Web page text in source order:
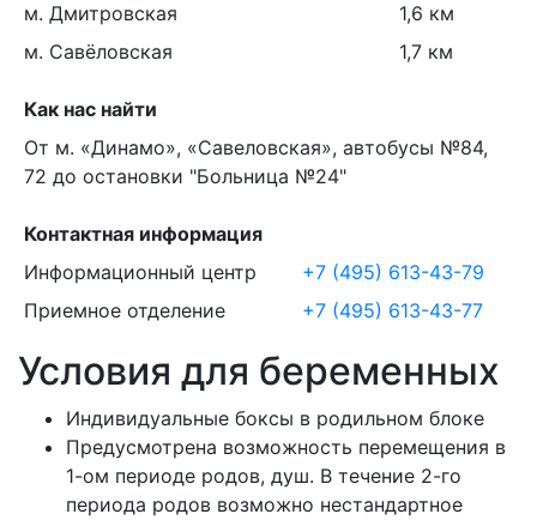
м. Дмитровская
1,6 км
м. Савёловская
1,7 км
Как нас найти
От м. «Динамо», «Савеловская», автобусы №84,
72 до остановки "Больница №24"
Контактная информация
Информационный центр
+7 (495) 613-43-79
Приемное отделение
+7 (495) 613-43-77
Условия для беременных
Индивидуальные боксы в родильном блоке
Предусмотрена возможность перемещения в
1-ом периоде родов, душ. В течение 2-го
периода родов возможно нестандартное